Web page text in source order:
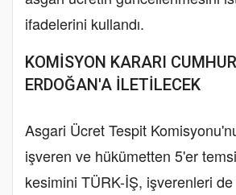
ifadelerini kullandı.
KOMİSYON KARARI
ERDOĞAN'A İLETİLECEK
Asgari Ücret Tespit
işveren ve hükümetten 5'er
kesimini TÜRK-İŞ, işverenleri